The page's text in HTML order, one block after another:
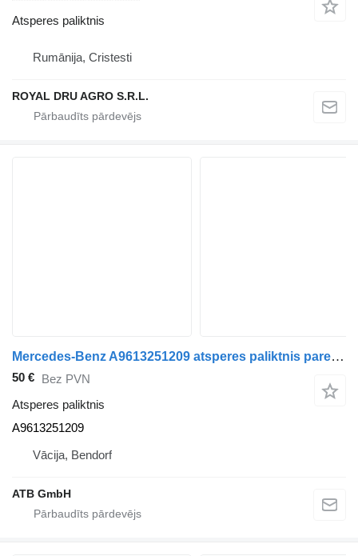
Atsperes paliktnis
Rumānija, Cristesti
ROYAL DRU AGRO S.R.L.
Mercedes-Benz A9613251209 atsperes paliktnis paredzēts Mercedes-Benz Actros MP4 2545 Euro6 kravas automašīnas
50 € Bez PVN
Atsperes paliktnis
A9613251209
Vācija, Bendorf
ATB GmbH